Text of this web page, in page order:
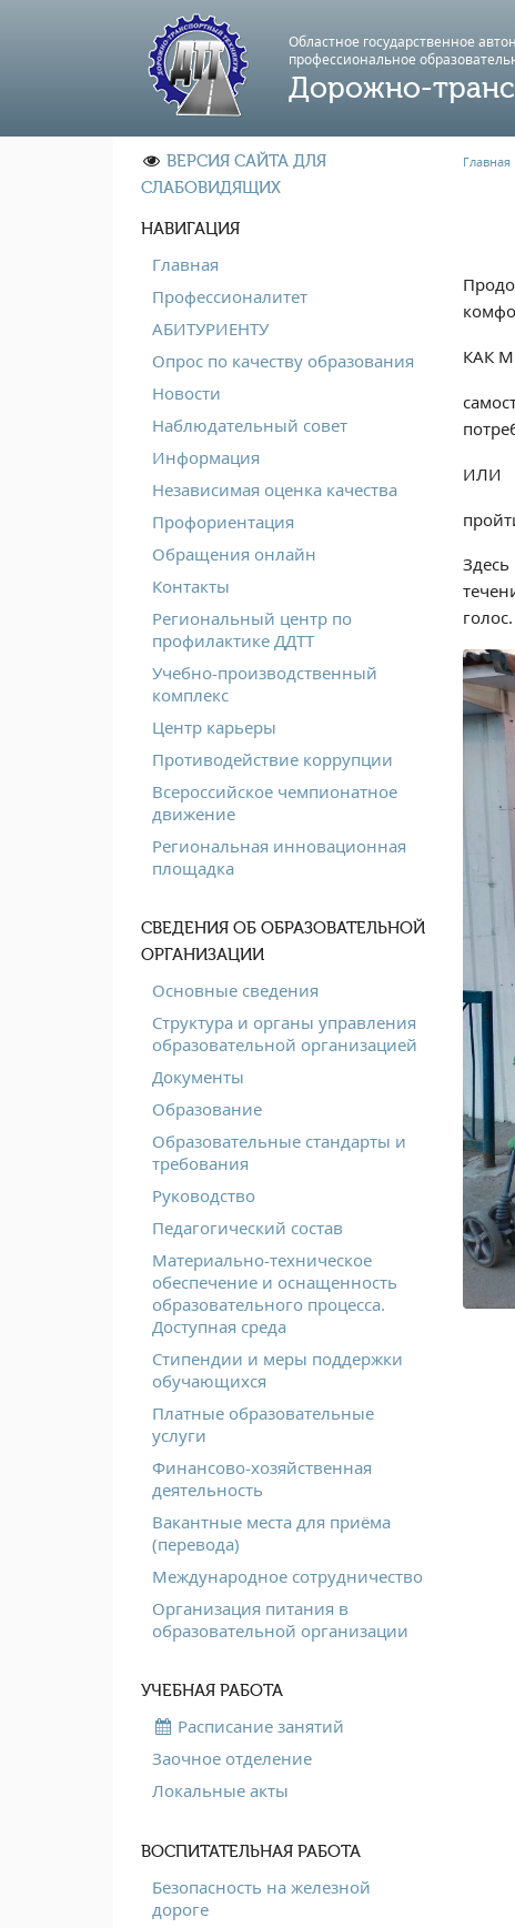
Областное государственное
профессиональноe
Дорожно-
ВЕРСИЯ САЙТА ДЛЯ
СЛАБОВИДЯЩИХ
НАВИГАЦИЯ
Главная
Профессионалитет
АБИТУРИЕНТУ
Опрос по качеству образования
Новости
Наблюдательный совет
Информация
Независимая оценка качества
Профориентация
Обращения онлайн
Контакты
Региональный центр по
профилактике ДДТТ
Учебно-производственный
комплекс
Центр карьеры
Противодействие коррупции
Всероссийское чемпионатное
движение
Региональная инновационная
площадка
СВЕДЕНИЯ ОБ ОБРАЗОВАТЕЛЬНОЙ
ОРГАНИЗАЦИИ
Основные сведения
Структура и органы управления
образовательной организацией
Документы
Образование
Образовательные стандарты и
требования
Руководство
Педагогический состав
Материально-техническое
обеспечение и оснащенность
образовательного процесса.
Доступная среда
Стипендии и меры поддержки
обучающихся
Платные образовательные
услуги
Финансово-хозяйственная
деятельность
Вакантные места для приёма
(перевода)
Международное сотрудничество
Организация питания в
образовательной организации
УЧЕБНАЯ РАБОТА
Расписание занятий
Заочное отделение
Локальные акты
ВОСПИТАТЕЛЬНАЯ РАБОТА
Безопасность на железной
дороге
Главная
КАК
ИЛИ
Здесь
голос.